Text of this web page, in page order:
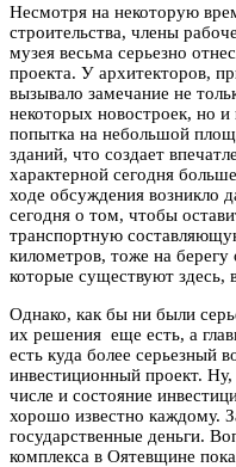
Несмотря на некоторую
строительства, члены
музея весьма серьезно
проекта. У архитекторов,
вызывало замечание не
некоторых новостроек, но и
попытка на небольшой
зданий, что создает
характерной сегодня
ходе обсуждения возникло
сегодня о том, чтобы
транспортную
километров, тоже на берегу
которые существуют здесь,
Однако, как бы ни были
их решения еще есть, а
есть куда более серьезный
инвестиционный проект.
числе и состояние
хорошо известно каждому.
государственные деньги.
комплекса в Оятевщине